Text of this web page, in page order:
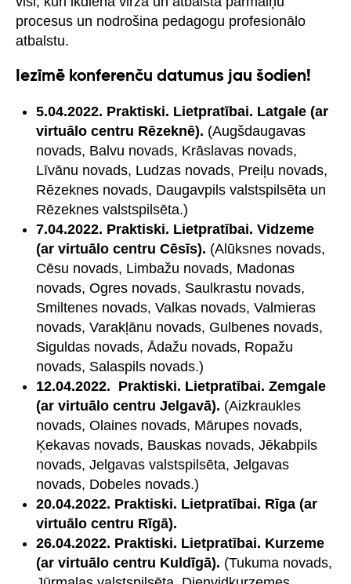
procesus un nodrošina pedagogu profesionālo
atbalstu.
Iezīmē konferenču datumus jau šodien!
5.04.2022. Praktiski. Lietpratībai. Latgale (ar
virtuālo centru Rēzeknē). (Augšdaugavas
novads, Balvu novads, Krāslavas novads,
Līvānu novads, Ludzas novads, Preiļu novads,
Rēzeknes novads, Daugavpils valstspilsēta un
Rēzeknes valstspilsēta.)
7.04.2022. Praktiski. Lietpratībai. Vidzeme
(ar virtuālo centru Cēsīs). (Alūksnes novads,
Cēsu novads, Limbažu novads, Madonas
novads, Ogres novads, Saulkrastu novads,
Smiltenes novads, Valkas novads, Valmieras
novads, Varakļānu novads, Gulbenes novads,
Siguldas novads, Ādažu novads, Ropažu
novads, Salaspils novads.)
12.04.2022. Praktiski. Lietpratībai. Zemgale
(ar virtuālo centru Jelgavā). (Aizkraukles
novads, Olaines novads, Mārupes novads,
Ķekavas novads, Bauskas novads, Jēkabpils
novads, Jelgavas valstspilsēta, Jelgavas
novads, Dobeles novads.)
20.04.2022. Praktiski. Lietpratībai. Rīga (ar
virtuālo centru Rīgā).
26.04.2022. Praktiski. Lietpratībai. Kurzeme
(ar virtuālo centru Kuldīgā). (Tukuma novads,